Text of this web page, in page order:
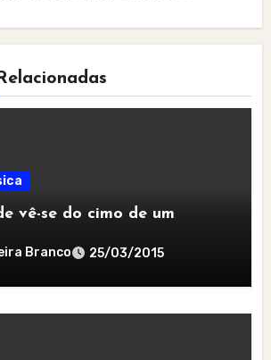
vê-se do cimo de um
Branco 25/03/2015